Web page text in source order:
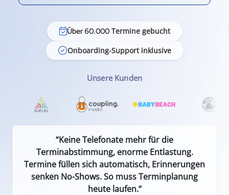
Über 60.000Termine gebucht
Onboarding-Support inklusive
Unsere Kunden
“Keine Telefonate mehr für die
Terminabstimmung, enorme Entlastung.
Termine füllen sich automatisch, Erinnerungen
senken No-Shows. So muss Terminplanung
heute laufen.“